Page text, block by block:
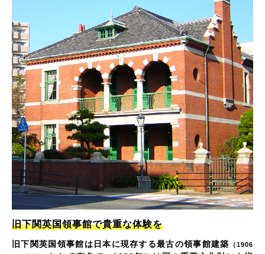
旧下関英国領事館で貴重な体験を
旧下関英国領事館は日本に現存する最古の領事館建築
（1906